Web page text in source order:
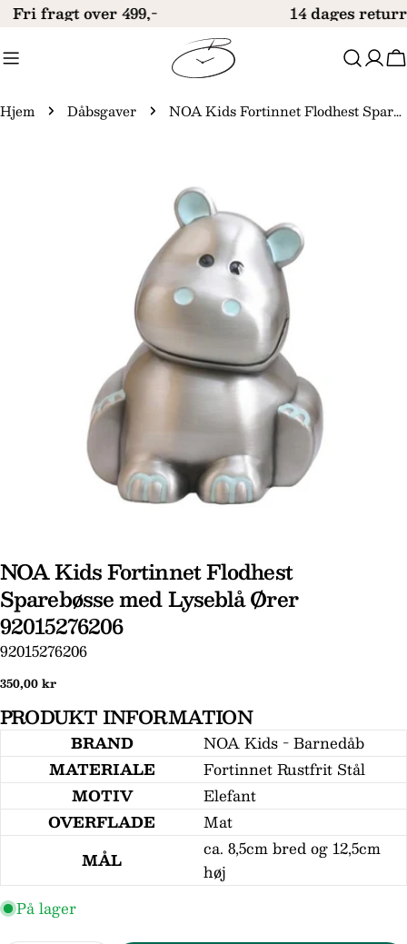
Gå
indhold
Fri fragt over 499,- 14 dages
Hjem Dåbsgaver NOA Kids Fortinnet Flodhest Sparebøsse med Lyseblå Ører 92015276206
medie 0 i modal
NOA Kids Fortinnet Flodhest
Sparebøsse med Lyseblå Ører
92015276206
SKU:
92015276206
Normal
350,00 kr
PRODUKT INFORMATION
BRAND
NOA Kids - Barnedåb
MATERIALE
Fortinnet Rustfrit Stål
MOTIV
Elefant
OVERFLADE
Mat
MÅL
ca. 8,5cm bred og 12,5cm
høj
På lager
Din
email
Din
telefon
Din
Felterne markeret med * er obligatoriske.